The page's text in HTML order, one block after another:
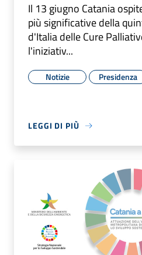
Il 13 giugno Catania
più significative della
d'Italia delle Cure
l'iniziativ...
Notizie Presidenza
LEGGI DI PIÙ